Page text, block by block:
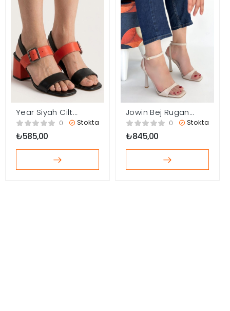
Year Siyah Cilt
Turuncu Detaylı
Topuklu Ayakkabı
0 Stokta
₺585,00
Jowin Bej Rugan
Topuklu Bilekten
Kemerli Ayakkabı
0 Stokta
₺845,00